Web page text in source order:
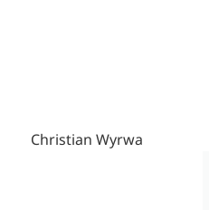
Christian Wyrwa